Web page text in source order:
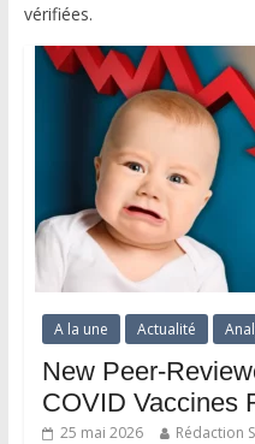
vérifiées.
A la une Actualité
New Peer-
COVID Vaccines
25 mai 2026 Rédaction